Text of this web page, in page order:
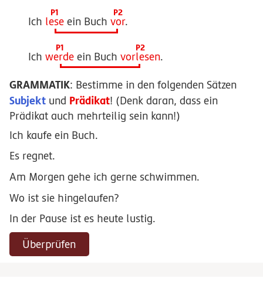
Ich lese ein Buch vor.
Ich werde ein Buch vorlesen.
GRAMMATIK: Bestimme in den folgenden Sätzen
Subjekt und Prädikat! (Denk daran, dass ein
Prädikat auch mehrteilig sein kann!)
Ich kaufe ein Buch.
Es regnet.
Am Morgen gehe ich gerne schwimmen.
Wo ist sie hingelaufen?
In der Pause ist es heute lustig.
Überprüfen